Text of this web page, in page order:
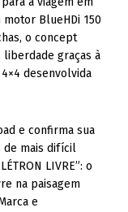
BlueHDi 150
o concept
liberdade graças à
desenvolvida
e confirma sua
de mais difícil
LIVRE”: o
na paisagem
e